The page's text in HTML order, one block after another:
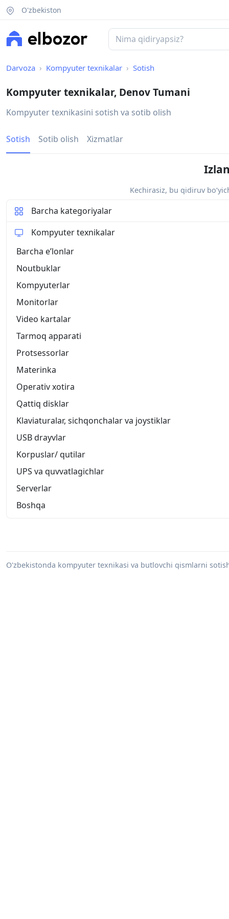
O'zbekiston
Darvoza Kompyuter texnikalar Sotish
Kompyuter texnikalar, Denov Tumani
Kompyuter texnikasini sotish va sotib olish
Sotish Sotib olish Xizmatlar
Kechirasiz, bu qidiruv
Barcha kategoriyalar
Kompyuter texnikalar
Barcha eʼlonlar
Noutbuklar
Kompyuterlar
Monitorlar
Video kartalar
Tarmoq apparati
Protsessorlar
Materinka
Operativ xotira
Qattiq disklar
Klaviaturalar, sichqonchalar va joystiklar
USB drayvlar
Korpuslar/ qutilar
UPS va quvvatlagichlar
Serverlar
Boshqa
O'zbekistonda kompyuter texnikasi va butlovchi qismlarni